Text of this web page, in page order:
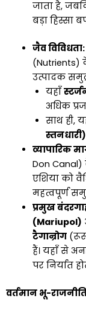
जाता है,
बड़ा हिस्सा
जैव विविधता:
(Nutrients)
उत्पादक
यहाँ
अधिक
साथ ही,
स्तनधारी)
व्यापारिक
Don
एशिया को
महत्वपूर्ण
प्रमुख
(Mariupol)
टैगान्रोग
हैं। यहाँ से
पर निर्यात
वर्तमान भू-